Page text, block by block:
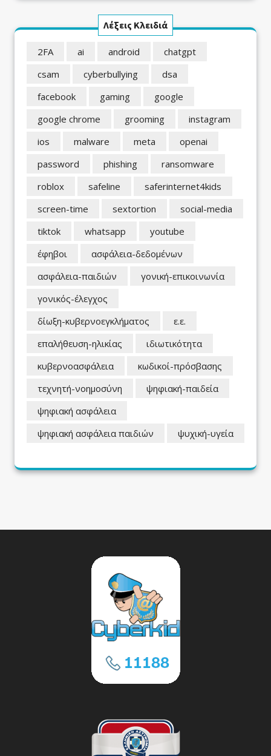
Λέξεις Κλειδιά
2FA ai android
chatgpt
csam
cyberbullying
dsa
facebook
gaming
google
google chrome
grooming
instagram
ios
malware meta
openai
password
phishing
ransomware
roblox
safeline
saferinternet4kids
screen-time
sextortion
social-media
tiktok
whatsapp
youtube
έφηβοι
ασφάλεια-δεδομένων
ασφάλεια-παιδιών
γονική-επικοινωνία
γονικός-έλεγχος
δίωξη-κυβερνοεγκλήματος
ε.ε.
επαλήθευση-ηλικίας
ιδιωτικότητα
κυβερνοασφάλεια
κωδικοί-πρόσβασης
τεχνητή-νοημοσύνη
ψηφιακή-παιδεία
ψηφιακή ασφάλεια
ψηφιακή ασφάλεια παιδιών
ψυχική-υγεία